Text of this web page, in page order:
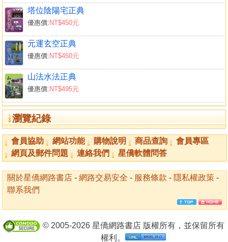
塔位陰陽宅正典
優惠價: NT$450元
元運玄空正典
優惠價: NT$450元
山法水法正典
優惠價: NT$495元
瀏覽紀錄
會員協助 網站功能 購物說明 商品查詢
會員專區
網頁及郵件問題
連絡我們 星僑軟體問答
關於星僑網路書店 - 網路交易安全 - 服務條款 - 隱私權政策 -
聯系我們
© 2005-2026 星僑網路書店 版權所有，並保留所有
權利。